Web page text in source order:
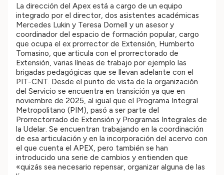
La dirección del Apex está a cargo de un equipo
integrado por el director, dos asistentes académicas
Mercedes Lukin y Teresa Dornell y un asesor y
coordinador del espacio de formación popular, cargo
que ocupa el ex prorrector de Extensión, Humberto
Tomasino, que articula con el prorrectorado de
Extensión, varias líneas de trabajo por ejemplo las
brigadas pedagógicas que se llevan adelante con el
PIT-CNT. Desde el punto de vista de la organización
del Servicio se encuentra en transición ya que en
noviembre de 2025, al igual que el Programa Integral
Metropolitano (PIM), pasó a ser parte del
Prorrectorrado de Extensión y Programas Integrales de
la Udelar. Se encuentran trabajando en la coordinación
de esa articulación y en la incorporación del acervo con
el que cuenta el APEX, pero también se han
introducido una serie de cambios y entienden que
«quizás sea necesario repensar, organizar alguna de las